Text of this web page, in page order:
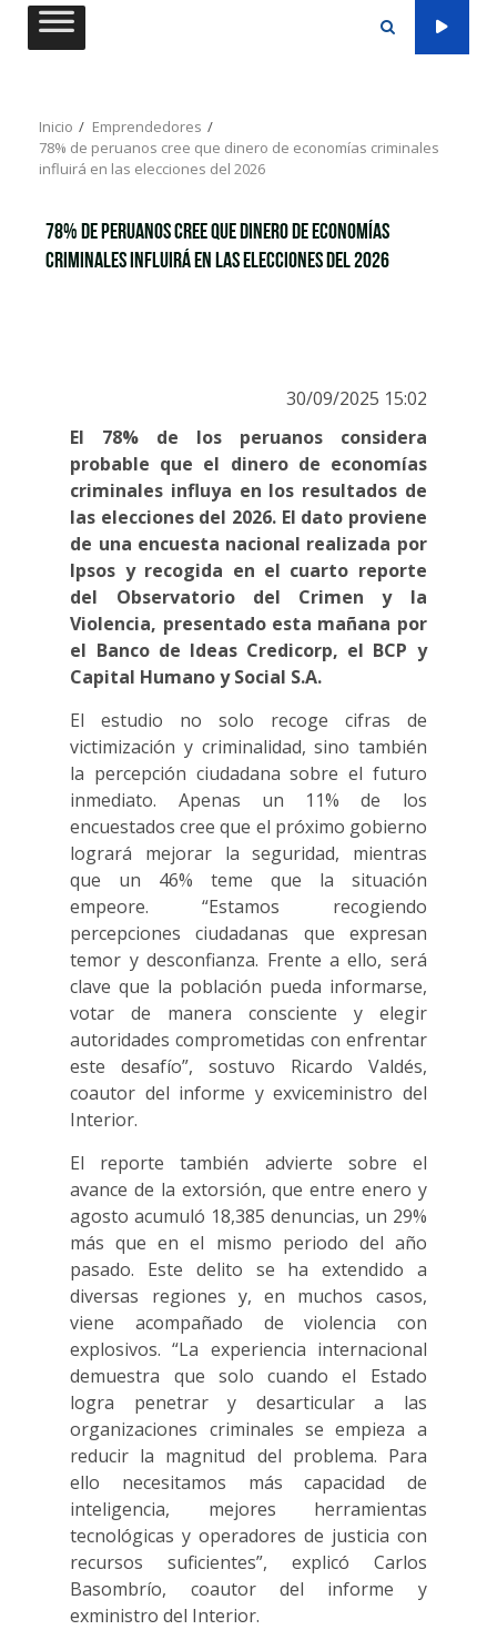
Saltar
Inicio
Emprendedores
78% de peruanos cree que dinero de economías criminales
influirá en las elecciones del 2026
78% de peruanos cree que dinero de economías
criminales influirá en las elecciones del 2026
30/09/2025 15:02
El 78% de los peruanos considera
probable que el dinero de economías
criminales influya en los resultados de
las elecciones del 2026. El dato proviene
de una encuesta nacional realizada por
Ipsos y recogida en el cuarto reporte
del Observatorio del Crimen y la
Violencia, presentado esta mañana por
el Banco de Ideas Credicorp, el BCP y
Capital Humano y Social S.A.
El estudio no solo recoge cifras de
victimización y criminalidad, sino también
la percepción ciudadana sobre el futuro
inmediato. Apenas un 11% de los
encuestados cree que el próximo gobierno
logrará mejorar la seguridad, mientras
que un 46% teme que la situación
empeore. “Estamos recogiendo
percepciones ciudadanas que expresan
temor y desconfianza. Frente a ello, será
clave que la población pueda informarse,
votar de manera consciente y elegir
autoridades comprometidas con enfrentar
este desafío”, sostuvo Ricardo Valdés,
coautor del informe y exviceministro del
Interior.
El reporte también advierte sobre el
avance de la extorsión, que entre enero y
agosto acumuló 18,385 denuncias, un 29%
más que en el mismo periodo del año
pasado. Este delito se ha extendido a
diversas regiones y, en muchos casos,
viene acompañado de violencia con
explosivos. “La experiencia internacional
demuestra que solo cuando el Estado
logra penetrar y desarticular a las
organizaciones criminales se empieza a
reducir la magnitud del problema. Para
ello necesitamos más capacidad de
inteligencia, mejores herramientas
tecnológicas y operadores de justicia con
recursos suficientes”, explicó Carlos
Basombrío, coautor del informe y
exministro del Interior.